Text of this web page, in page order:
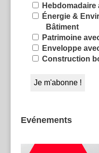
Hebdomadaire
Énergie &
Bâtiment
Patrimoine
Enveloppe
Construction
Evénements